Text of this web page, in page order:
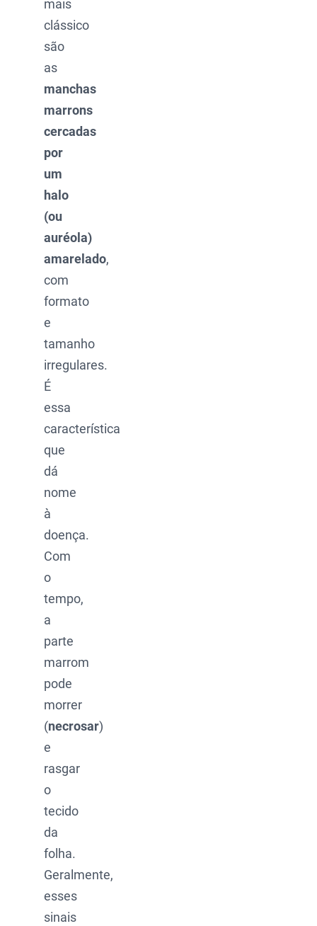
mais
clássico
são
as
manchas
marrons
cercadas
por
um
halo
(ou
auréola)
amarelado,
com
formato
e
tamanho
irregulares.
É
essa
característica
que
dá
nome
à
doença.
Com
o
tempo,
a
parte
marrom
pode
morrer
(necrosar)
e
rasgar
o
tecido
da
folha.
Geralmente,
esses
sinais